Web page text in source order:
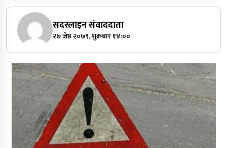
सदरलाइन संवाददाता
२७ जेष्ठ २०७९, शुक्रबार १४:००